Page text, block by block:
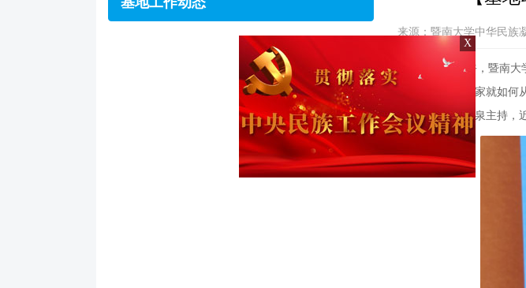
来源：暨南大学中华民族
4月27日下午，暨南大学
自不同学科的专家就如何
记、基地主任夏泉主持，
X